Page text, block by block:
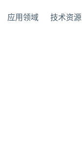
应用领域 技术资源